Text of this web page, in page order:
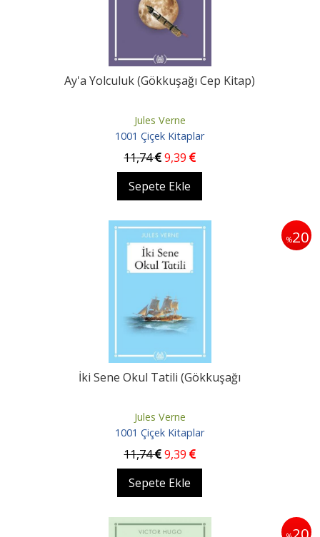
Ay'a Yolculuk (Gökkuşağı Cep Kitap)
Jules Verne
1001 Çiçek Kitaplar
11,74 9,39
Sepete Ekle
%20
İki Sene Okul Tatili (Gökkuşağı
Jules Verne
1001 Çiçek Kitaplar
11,74 9,39
Sepete Ekle